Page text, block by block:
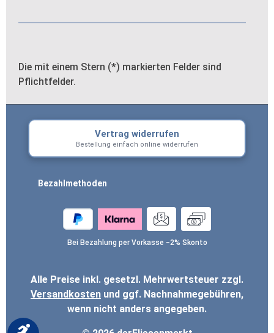
Die mit einem Stern (*) markierten Felder sind
Pflichtfelder.
Vertrag widerrufen
Bestellung einfach online widerrufen
Bezahlmethoden
Bei Bezahlung per Vorkasse −2% Skonto
Alle Preise inkl. gesetzl. Mehrwertsteuer zzgl.
Versandkosten und ggf. Nachnahmegebühren,
wenn nicht anders angegeben.
Werkzeugleiste anzeigen